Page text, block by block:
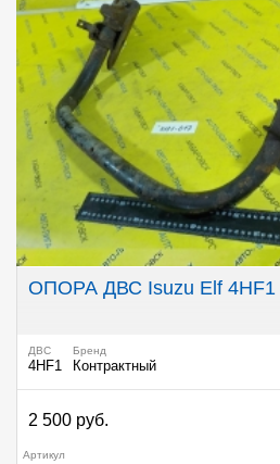
ОПОРА ДВС Isuzu Elf 4HF1
ДВС
4HF1
Бренд
Контрактный
2 500 руб.
Артикул